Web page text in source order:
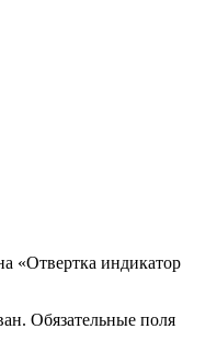
«Отвертка индикатор
Обязательные поля